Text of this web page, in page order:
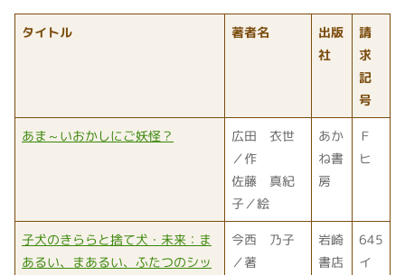
タイトル 著者名
出版
社
請
求
記
号
あま～いおかしにご妖怪？
広田 衣世
／作
佐藤 真紀
子／絵
あか
ね書
房
Ｆ
ヒ
子犬のきららと捨て犬・未来：ま
あるい、まあるい、ふたつのシッ
今西 乃子
／著
岩崎
書店
645
イ